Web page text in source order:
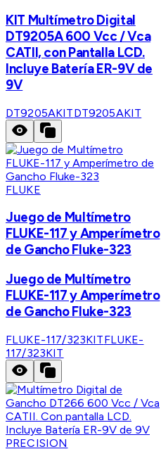
KIT Multímetro Digital
DT9205A 600 Vcc / Vca
CATII, con Pantalla LCD.
Incluye Batería ER-9V de
9V
DT9205AKITDT9205AKIT
FLUKE
Juego de Multímetro
FLUKE-117 y Amperímetro
de Gancho Fluke-323
Juego de Multímetro
FLUKE-117 y Amperímetro
de Gancho Fluke-323
FLUKE-117/323KITFLUKE-
117/323KIT
PRECISION